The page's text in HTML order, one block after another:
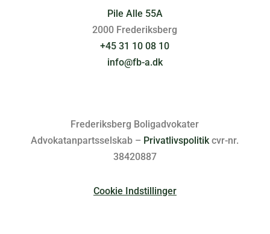
Pile Alle 55A
2000 Frederiksberg
+45 31 10 08 10
info@fb-a.dk
Frederiksberg Boligadvokater
Advokatanpartsselskab – Privatlivspolitikcvr-nr.
38420887
Cookie Indstillinger